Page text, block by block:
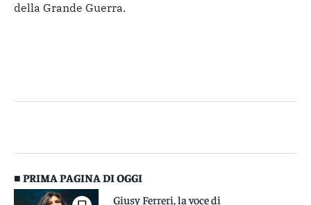
della Grande Guerra.
■ PRIMA PAGINA DI OGGI
Giusy Ferreri, la voce di